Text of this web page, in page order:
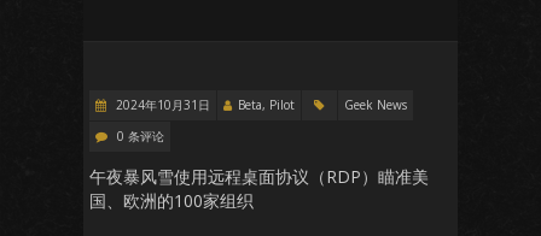
2024年10月31日 Beta, Pilot
Geek News
0 条评论
午夜暴风雪使用远程桌面协议（RDP）瞄准美
国、欧洲的100家组织